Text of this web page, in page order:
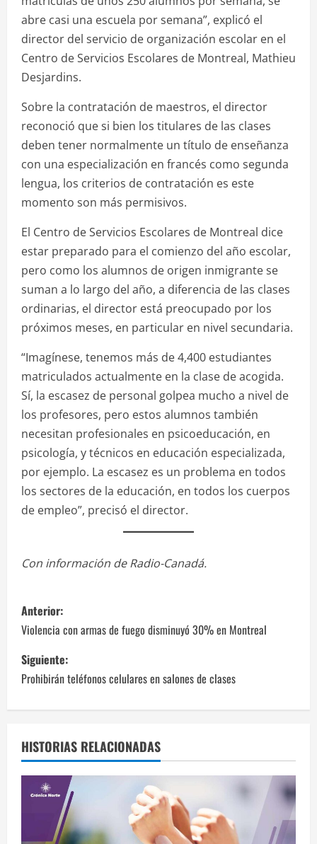
abre casi una escuela por semana”, explicó el
director del servicio de organización escolar en el
Centro de Servicios Escolares de Montreal, Mathieu
Desjardins.
Sobre la contratación de maestros, el director
reconoció que si bien los titulares de las clases
deben tener normalmente un título de enseñanza
con una especialización en francés como segunda
lengua, los criterios de contratación es este
momento son más permisivos.
El Centro de Servicios Escolares de Montreal dice
estar preparado para el comienzo del año escolar,
pero como los alumnos de origen inmigrante se
suman a lo largo del año, a diferencia de las clases
ordinarias, el director está preocupado por los
próximos meses, en particular en nivel secundaria.
“Imagínese, tenemos más de 4,400 estudiantes
matriculados actualmente en la clase de acogida.
Sí, la escasez de personal golpea mucho a nivel de
los profesores, pero estos alumnos también
necesitan profesionales en psicoeducación, en
psicología, y técnicos en educación especializada,
por ejemplo. La escasez es un problema en todos
los sectores de la educación, en todos los cuerpos
de empleo”, precisó el director.
Con información de Radio-Canadá.
N
a
v
e
a
c
Anterior:
Violencia con armas de fuego disminuyó 30% en Montreal
Siguiente:
Prohibirán teléfonos celulares en salones de clases
HISTORIAS RELACIONADAS